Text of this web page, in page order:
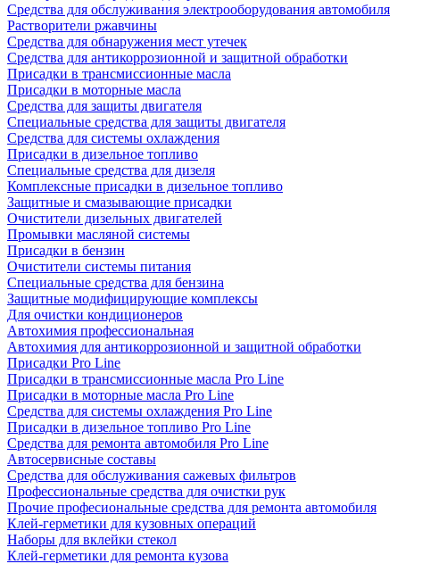
Средства для обслуживания электрооборудования автомобиля
Растворители ржавчины
Средства для обнаружения мест утечек
Средства для антикоррозионной и защитной обработки
Присадки в трансмиссионные масла
Присадки в моторные масла
Средства для защиты двигателя
Специальныe средства для защиты двигателя
Средства для системы охлаждения
Присадки в дизельное топливо
Спeциальные средства для дизеля
Комплексные присадки в дизельное топливо
Защитные и смазывающие присадки
Очистители дизельных двигателей
Промывки масляной системы
Присадки в бензин
Очистители системы питания
Специальные срeдства для бензина
Защитные модифицирующие комплексы
Для очистки кондиционеров
Автохимия профессиональная
Автохимия для антикоррозионной и защитной обработки
Присадки Pro Line
Присадки в трансмиссионные масла Pro Line
Присадки в моторные масла Pro Line
Средства для системы охлаждения Pro Line
Присадки в дизельное топливо Pro Line
Средства для ремонта автомобиля Pro Line
Автосервисные составы
Средства для обслуживания сажевых фильтров
Профессиональные средства для очистки рук
Прочие професиональные средства для ремонта автомобиля
Клей-герметики для кузовных операций
Наборы для вклейки стекол
Клей-герметики для ремонта кузова